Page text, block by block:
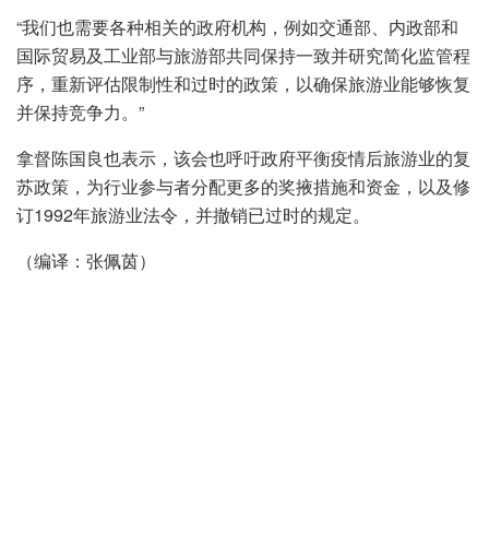
“我们也需要各种相关的政府机构，例如交通部、内政部和
国际贸易及工业部与旅游部共同保持一致并研究简化监管程
序，重新评估限制性和过时的政策，以确保旅游业能够恢复
并保持竞争力。”
拿督陈国良也表示，该会也呼吁政府平衡疫情后旅游业的复
苏政策，为行业参与者分配更多的奖掖措施和资金，以及修
订1992年旅游业法令，并撤销已过时的规定。
（编译：张佩茵）